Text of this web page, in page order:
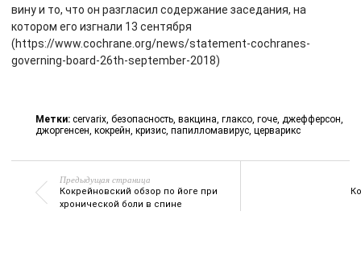
вину и то, что он разгласил содержание заседания, на
котором его изгнали 13 сентября
(https://www.cochrane.org/news/statement-cochranes-
governing-board-26th-september-2018)
Метки: cervarix, безопасность, вакцина, глаксо, гоче, джефферсон,
джоргенсен, кокрейн, кризис, папилломавирус, церварикс
Предыдущая страница
Кокрейновский обзор по йоге при
хронической боли в спине